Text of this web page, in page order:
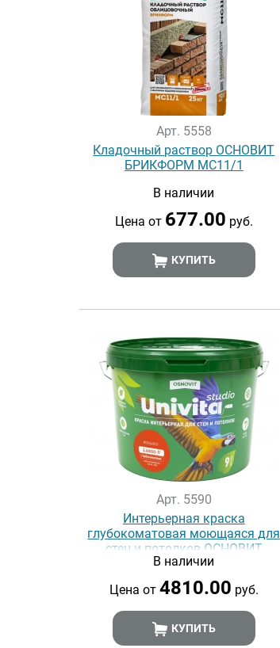
Арт. 5558
Кладочный раствор ОСНОВИТ
БРИКФОРМ МС11/1
В наличии
Цена от 677.00 руб.
КУПИТЬ
Арт. 5590
Интерьерная краска
глубокоматовая моющаяся для
стен и потолков ОСНОВИТ
UNIVITA STUDIO Lusso II
В наличии
Цена от 4810.00 руб.
КУПИТЬ